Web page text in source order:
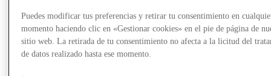
Tarjeta regalo
Más
Puedes modificar tus preferencias y retirar tu consentimiento en
momento haciendo clic en «Gestionar cookies» en el pie de página de
sitio web. La retirada de tu consentimiento no afecta a la licitud del
de datos realizado hasta ese momento.